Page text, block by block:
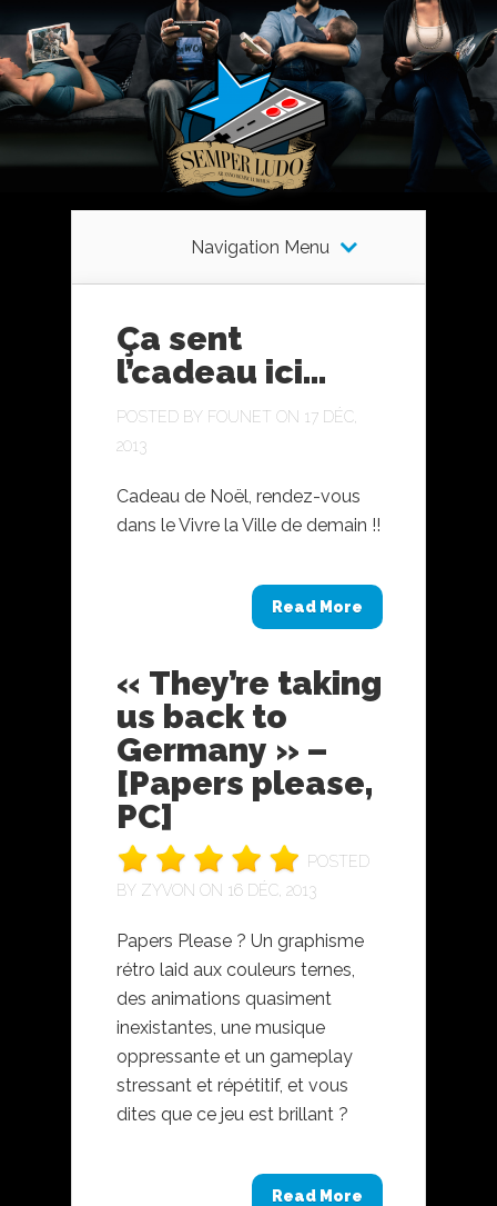
Navigation Menu
Ça sent
l’cadeau ici…
POSTED BY FOUNET ON 17 DÉC,
2013
Cadeau de Noël, rendez-vous
dans le Vivre la Ville de demain !!
Read More
« They’re taking
us back to
Germany » –
[Papers please,
PC]
POSTED
BY ZYVON ON 16 DÉC, 2013
Papers Please ? Un graphisme
rétro laid aux couleurs ternes,
des animations quasiment
inexistantes, une musique
oppressante et un gameplay
stressant et répétitif, et vous
dites que ce jeu est brillant ?
Read More